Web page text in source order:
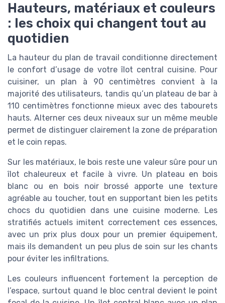
Hauteurs, matériaux et couleurs
: les choix qui changent tout au
quotidien
La hauteur du plan de travail conditionne directement
le confort d’usage de votre îlot central cuisine. Pour
cuisiner, un plan à 90 centimètres convient à la
majorité des utilisateurs, tandis qu’un plateau de bar à
110 centimètres fonctionne mieux avec des tabourets
hauts. Alterner ces deux niveaux sur un même meuble
permet de distinguer clairement la zone de préparation
et le coin repas.
Sur les matériaux, le bois reste une valeur sûre pour un
îlot chaleureux et facile à vivre. Un plateau en bois
blanc ou en bois noir brossé apporte une texture
agréable au toucher, tout en supportant bien les petits
chocs du quotidien dans une cuisine moderne. Les
stratifiés actuels imitent correctement ces essences,
avec un prix plus doux pour un premier équipement,
mais ils demandent un peu plus de soin sur les chants
pour éviter les infiltrations.
Les couleurs influencent fortement la perception de
l’espace, surtout quand le bloc central devient le point